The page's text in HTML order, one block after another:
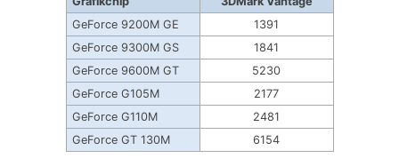
GeForce 9200M GE
1391
GeForce 9300M GS
1841
GeForce 9600M GT
5230
GeForce G105M
2177
GeForce G110M
2481
GeForce GT 130M
6154